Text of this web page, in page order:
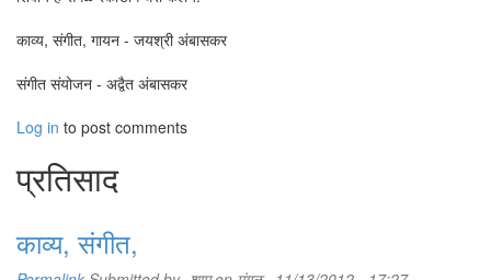
काव्य, संगीत, गायन - जयश्री अंबासकर
संगीत संयोजन - अद्वैत अंबासकर
Log in to post comments
प्रतिसाद
काव्य, संगीत,